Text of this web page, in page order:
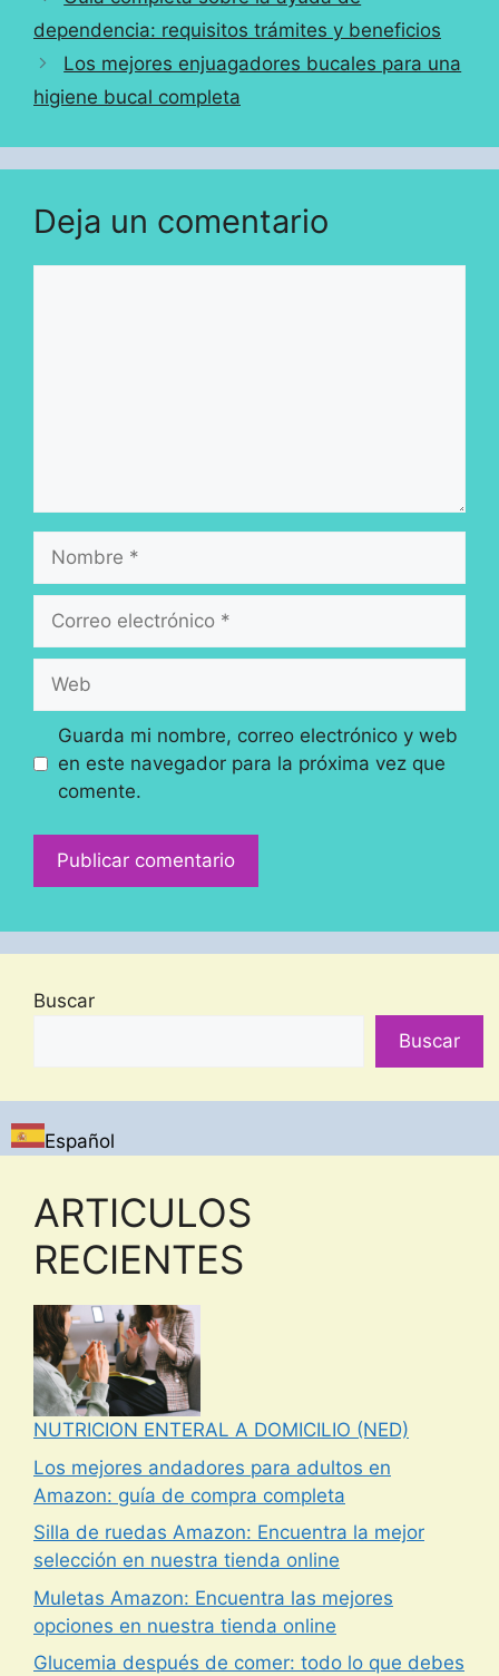
dependencia: requisitos trámites y beneficios
Los mejores enjuagadores bucales para una
higiene bucal completa
Deja un comentario
Nombre
Correo
Web
Guarda mi nombre, correo electrónico y web
en este navegador para la próxima vez que
comente.
Buscar
Buscar
Español
ARTICULOS
RECIENTES
NUTRICION ENTERAL A DOMICILIO (NED)
Los mejores andadores para adultos en
Amazon: guía de compra completa
Silla de ruedas Amazon: Encuentra la mejor
selección en nuestra tienda online
Muletas Amazon: Encuentra las mejores
opciones en nuestra tienda online
Glucemia después de comer: todo lo que debes